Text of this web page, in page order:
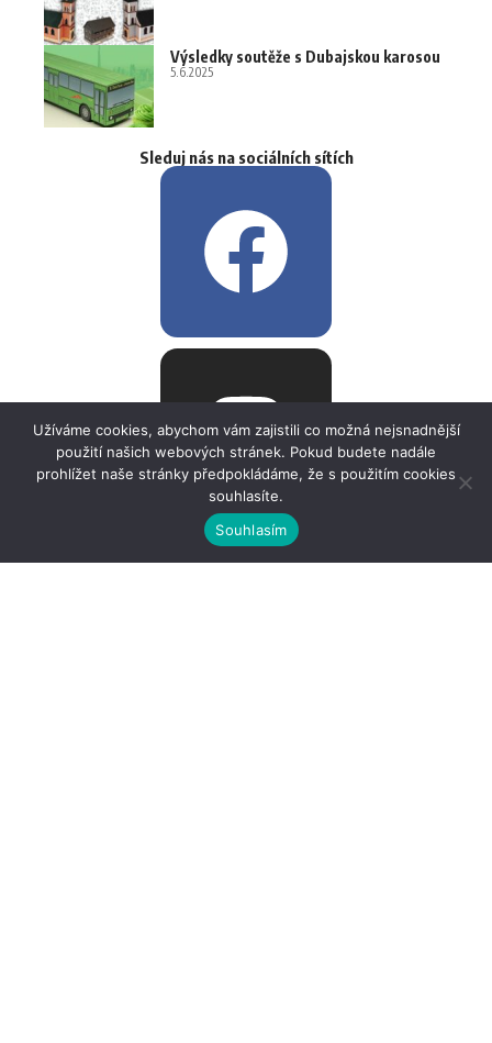
Výsledky soutěže s Dubajskou karosou
5.6.2025
Sleduj nás na sociálních sítích
Užíváme cookies, abychom vám zajistili co možná nejsnadnější
použití našich webových stránek. Pokud budete nadále
prohlížet naše stránky předpokládáme, že s použitím cookies
souhlasíte.
Souhlasím